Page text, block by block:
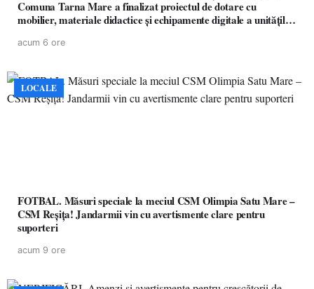
Comuna Tarna Mare a finalizat proiectul de dotare cu
mobilier, materiale didactice și echipamente digitale a unităților
acum 6 ore
LOCALE
FOTBAL. Măsuri speciale la meciul CSM Olimpia Satu Mare –
CSM Reșița! Jandarmii vin cu avertismente clare pentru
suporteri
acum 9 ore